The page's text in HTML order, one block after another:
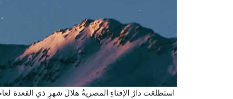
استطلعَت دارُ الإفتاءِ المصريةُ هلالَ شهرِ ذي القعدة